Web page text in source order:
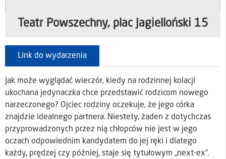
Teatr Powszechny, plac Jagielloński 15
Link do wydarzenia
Jak może wyglądać wieczór, kiedy na rodzinnej kolacji
ukochana jedynaczka chce przedstawić rodzicom nowego
narzeczonego? Ojciec rodziny oczekuje, że jego córka
znajdzie idealnego partnera. Niestety, żaden z dotychczas
przyprowadzonych przez nią chłopców nie jest w jego
oczach odpowiednim kandydatem do jej ręki i dlatego
każdy, prędzej czy później, staje się tytułowym „next-ex”.